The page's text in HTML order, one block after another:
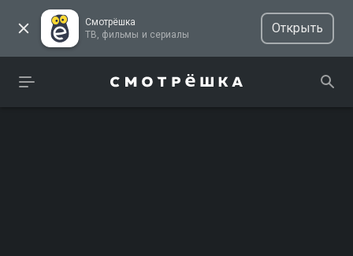
Смотрёшка
ТВ, фильмы и сериалы
Открыть